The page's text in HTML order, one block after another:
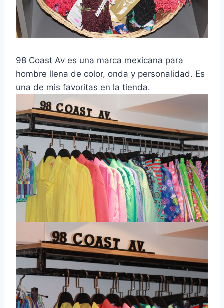
98 Coast Av es una marca mexicana para
hombre llena de color, onda y personalidad. Es
una de mis favoritas en la tienda.